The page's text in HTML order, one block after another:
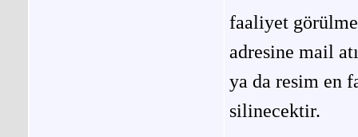
faaliyet
adresine mail
ya da resim en
silinecektir.